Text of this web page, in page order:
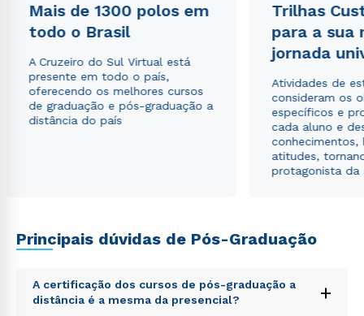
Mais de 1300 polos em
todo o Brasil
A Cruzeiro do Sul Virtual está
presente em todo o país,
oferecendo os melhores cursos
de graduação e pós-graduação a
distância do país
Trilhas
para a sua
jornada
Atividades de
consideram os
específicos e
cada aluno e
conhecimentos,
atitudes,
protagonista da
Principais dúvidas de Pós-Graduação
A certificação dos cursos de pós-graduação a
distância é a mesma da presencial?
+
autorizo que meus dados sejam utilizados para o
envio de conteúdos da Cruzeiro do Sul.